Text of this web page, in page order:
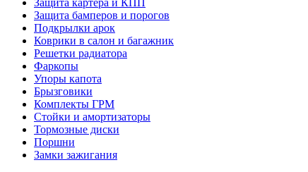
Защита картера и КПП
Защита бамперов и порогов
Подкрылки арок
Коврики в салон и багажник
Решетки радиатора
Фаркопы
Упоры капота
Брызговики
Комплекты ГРМ
Стойки и амортизаторы
Тормозные диски
Поршни
Замки зажигания